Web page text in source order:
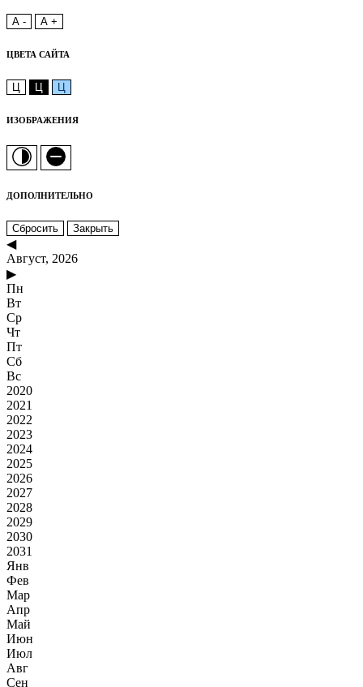
A - A +
ЦВЕТА САЙТА
Ц Ц Ц
ИЗОБРАЖЕНИЯ
ДОПОЛНИТЕЛЬНО
Сбросить Закрыть
◀
Август, 2026
▶
Пн
Вт
Ср
Чт
Пт
Сб
Вс
2020
2021
2022
2023
2024
2025
2026
2027
2028
2029
2030
2031
Янв
Фев
Мар
Апр
Май
Июн
Июл
Авг
Сен